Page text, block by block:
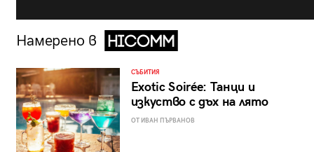
Намерено в
СЪБИТИЯ
Exotic Soirée: Танци и
изкуство с дъх на лято
ОТ ИВАН ПЪРВАНОВ